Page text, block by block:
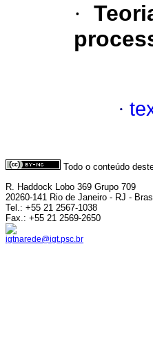
·
·
Todo o conteúdo
R. Haddock Lobo 369 Grupo 709
20260-141 Rio de Janeiro - RJ -
Tel.: +55 21 2567-1038
Fax.: +55 21 2569-2650
igtnarede@igt.psc.br